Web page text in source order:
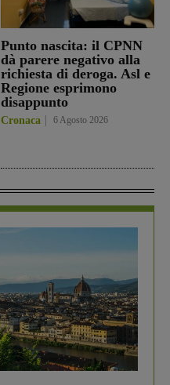
Punto nascita: il CPNN
dà parere negativo alla
richiesta di deroga. Asl e
Regione esprimono
disappunto
Cronaca 6 Agosto 2026